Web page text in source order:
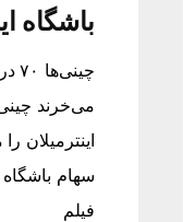
باشگاه
سهام باشگاه
فیلم